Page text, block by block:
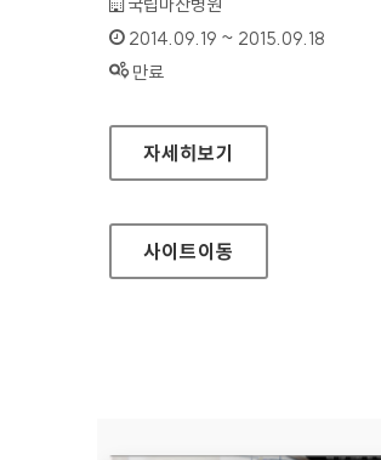
인증기간 :
2014.09.19 ~ 2015.09.18
상태 :
만료
국립마산병원 홈페이지
자세히보기
사이트이동